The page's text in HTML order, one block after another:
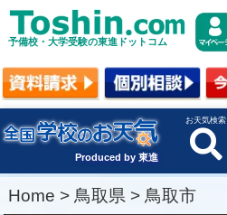
予備校・大学受験の東進ドットコム
Produced by 東進
お天気検索
Home > 鳥取県 > 鳥取市